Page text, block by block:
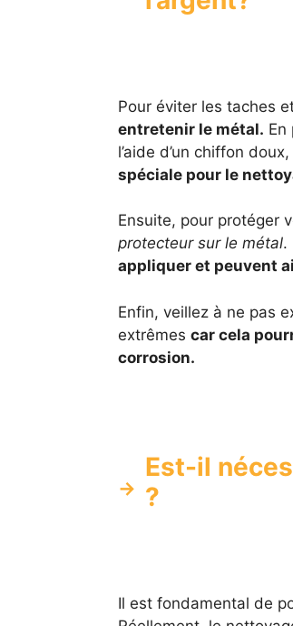
Pour éviter les taches
entretenir le métal. En
l’aide d’un chiffon
spéciale pour le
Ensuite, pour protéger
protecteur sur le métal.
appliquer et peuvent
Enfin, veillez à ne pas
extrêmes car cela
corrosion.
Est-il
?
Il est fondamental de